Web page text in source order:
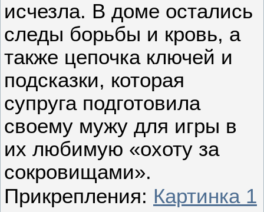
исчезла. В доме остались
следы борьбы и кровь, а
также цепочка ключей и
подсказки, которая
супруга подготовила
своему мужу для игры в
их любимую «охоту за
сокровищами».
Прикрепления: Картинка 1